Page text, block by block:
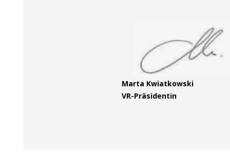
Marta Kwiatkowski
VR-Präsidentin